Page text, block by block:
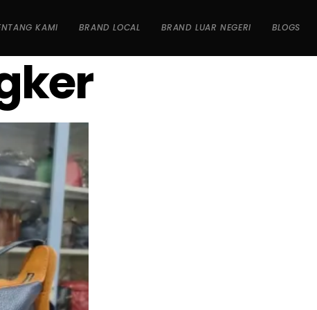
KAMI BRAND LOCAL BRAND LUAR NEGERI BLOGS